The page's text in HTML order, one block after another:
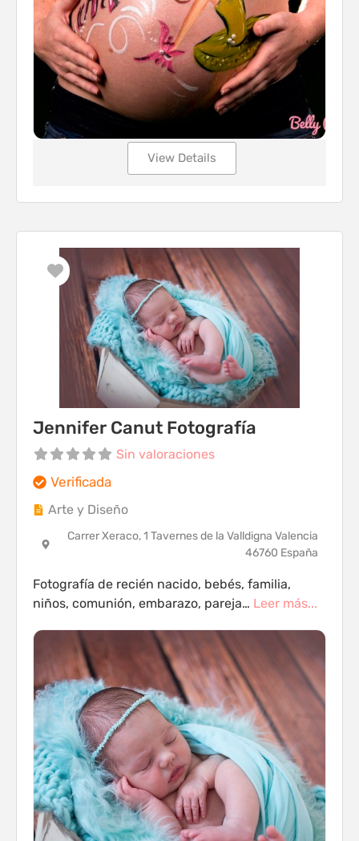
View Details
Favorito
Jennifer Canut Fotografía
Sin valoraciones
Verificada
Arte y Diseño
Carrer Xeraco, 1 Tavernes de la Valldigna Valencia
46760 España
Fotografía de recién nacido, bebés, familia,
niños, comunión, embarazo, pareja… Leer más...